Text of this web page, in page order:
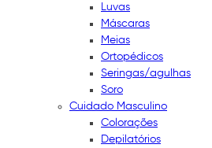
Luvas
Máscaras
Meias
Ortopédicos
Seringas/agulhas
Soro
Cuidado Masculino
Colorações
Depilatórios